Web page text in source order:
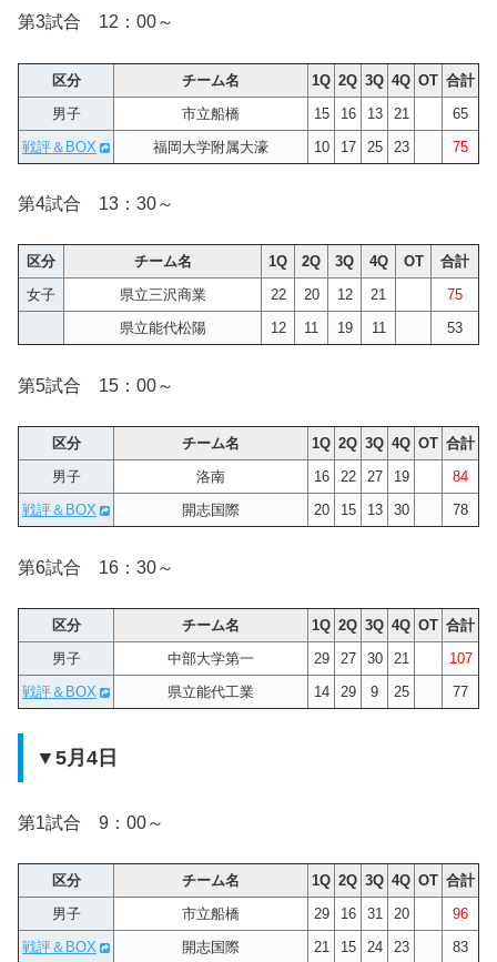
第3試合 12：00～
区分 チーム名 1Q 2Q 3Q 4Q OT 合計
男子
市立船橋 15 16 13 21
65
戦評＆BOX
福岡大学附属大濠 10 17 25 23 75
第4試合 13：30～
区分 チーム名 1Q 2Q 3Q 4Q OT
合計
女子
県立三沢商業 22 20 12 21
75
県立能代松陽
12 11 19 11 53
第5試合 15：00～
区分 チーム名 1Q 2Q 3Q 4Q OT 合計
男子
洛南 16 22 27 19
84
戦評＆BOX
開志国際 20 15 13 30 78
第6試合 16：30～
区分 チーム名 1Q 2Q 3Q 4Q OT 合計
男子
中部大学第一 29 27 30 21
107
戦評＆BOX
県立能代工業 14 29 9 25 77
▼5月4日
第1試合 9：00～
区分 チーム名 1Q 2Q 3Q 4Q OT 合計
男子
市立船橋 29 16 31 20
96
戦評＆BOX
開志国際 21 15 24 23 83